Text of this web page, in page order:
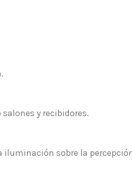
y recibidores.
sobre la